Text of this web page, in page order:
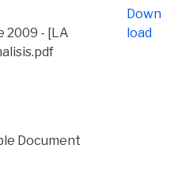
2009 - [LA
Document
Down
load